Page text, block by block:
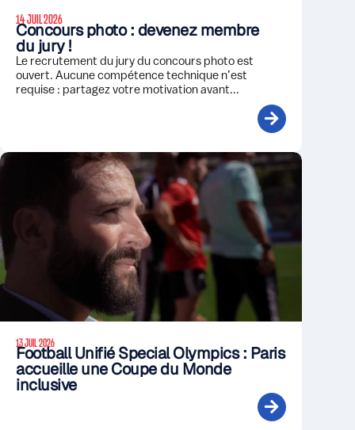
14 JUIL 2026
Concours photo : devenez membre
du jury !
Le recrutement du jury du concours photo est
ouvert. Aucune compétence technique n’est
requise : partagez votre motivation avant...
13 JUIL 2026
Football Unifié Special Olympics : Paris
accueille une Coupe du Monde
inclusive